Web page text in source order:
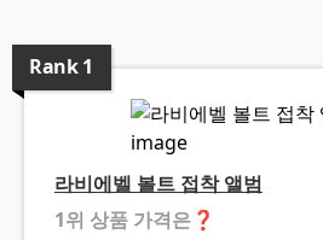
Rank1
라비에벨 볼트 접착 앨범
1위 상품 가격은 ❓